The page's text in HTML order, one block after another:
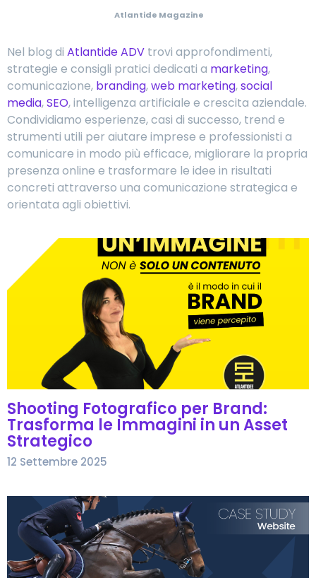
Atlantide Magazine
Nel blog di Atlantide ADV trovi approfondimenti,
strategie e consigli pratici dedicati a marketing,
comunicazione, branding,web marketing,social
media,SEO, intelligenza artificiale e crescita aziendale.
Condividiamo esperienze, casi di successo, trend e
strumenti utili per aiutare imprese e professionisti a
comunicare in modo più efficace, migliorare la propria
presenza online e trasformare le idee in risultati
concreti attraverso una comunicazione strategica e
orientata agli obiettivi.
Shooting Fotografico per Brand:
Trasforma le Immagini in un Asset
Strategico
12 Settembre 2025